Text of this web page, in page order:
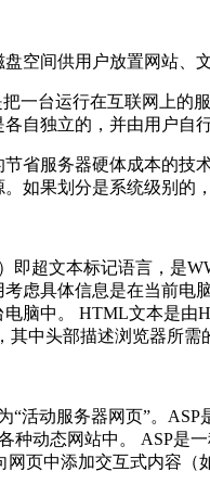
空间供用户放置网站、
一台运行在互联网上的
自独立的，并由用户自
省服务器硬体成本的
如果划分是系统级别的
）即超文本标记语言，
虑具体信息是在当前电
脑中。 HTML文本是
其中头部描述浏览器所
为“活动服务器网页”。
种动态网站中。 ASP
页中添加交互式内容